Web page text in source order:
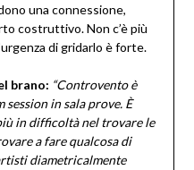
una connessione,
costruttivo. Non c’è più
di gridarlo è forte.
brano: “Controvento è
in sala prove. È
in difficoltà nel trovare le
a fare qualcosa di
diametricalmente